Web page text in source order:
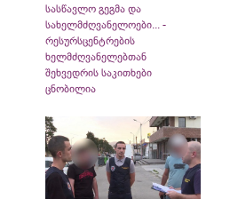
სასწავლო გეგმა და
სახელმძღვანელოები... -
რესურსცენტრების
ხელმძღვანელებთან
შეხვედრის საკითხები
ცნობილია